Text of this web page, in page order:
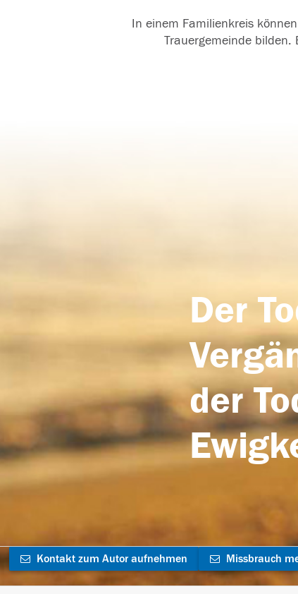
In einem Familienkreis
Trauergemeinde
Der
der
Kontakt zum Autor aufnehmen Missbrauch